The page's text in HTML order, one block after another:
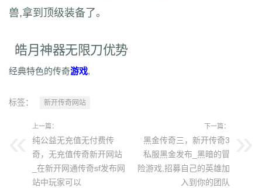
兽,拿到顶级装备了。
皓月神器无限刀优势
经典特色的传奇游戏,
标签： 新开传奇网站
上一篇：
纯公益无充值无付费传
奇，无充值传奇新开网站
_在新开网通传奇sf发布网
站中玩家可以
下一篇：
黑金传奇三，新开传奇3
私服黑金发布_黑暗的冒
险游戏,招募自己的英雄加
入到你的团队